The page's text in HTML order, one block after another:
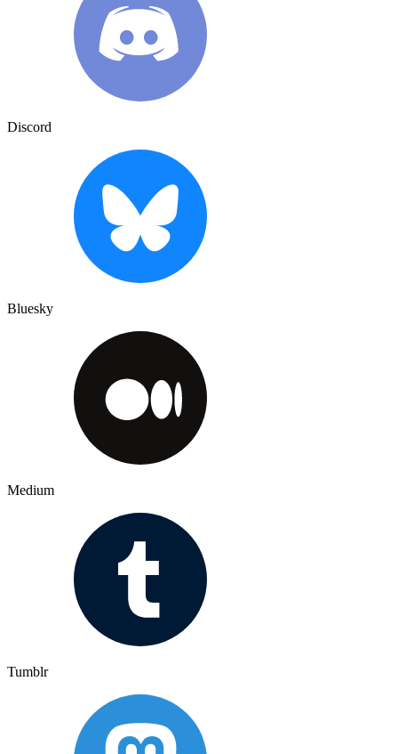
Discord
Bluesky
Medium
Tumblr